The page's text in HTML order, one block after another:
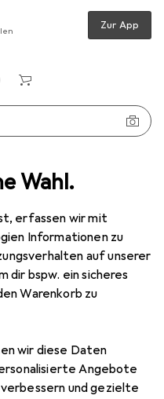
Wahl.
erfassen wir mit
Informationen zu
auf unserer
dir bspw. ein sicheres
Warenkorb zu
wir diese Daten
Angebote
und gezielte
Zur App
Luxus Velours Teppich Touch
Velours